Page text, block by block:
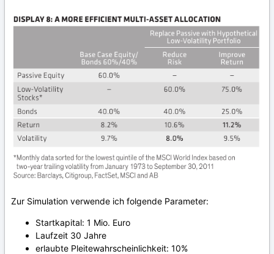
Zur Simulation verwende ich folgende Parameter:
Startkapital: 1 Mio. Euro
Laufzeit 30 Jahre
erlaubte Pleitewahrscheinlichkeit: 10%